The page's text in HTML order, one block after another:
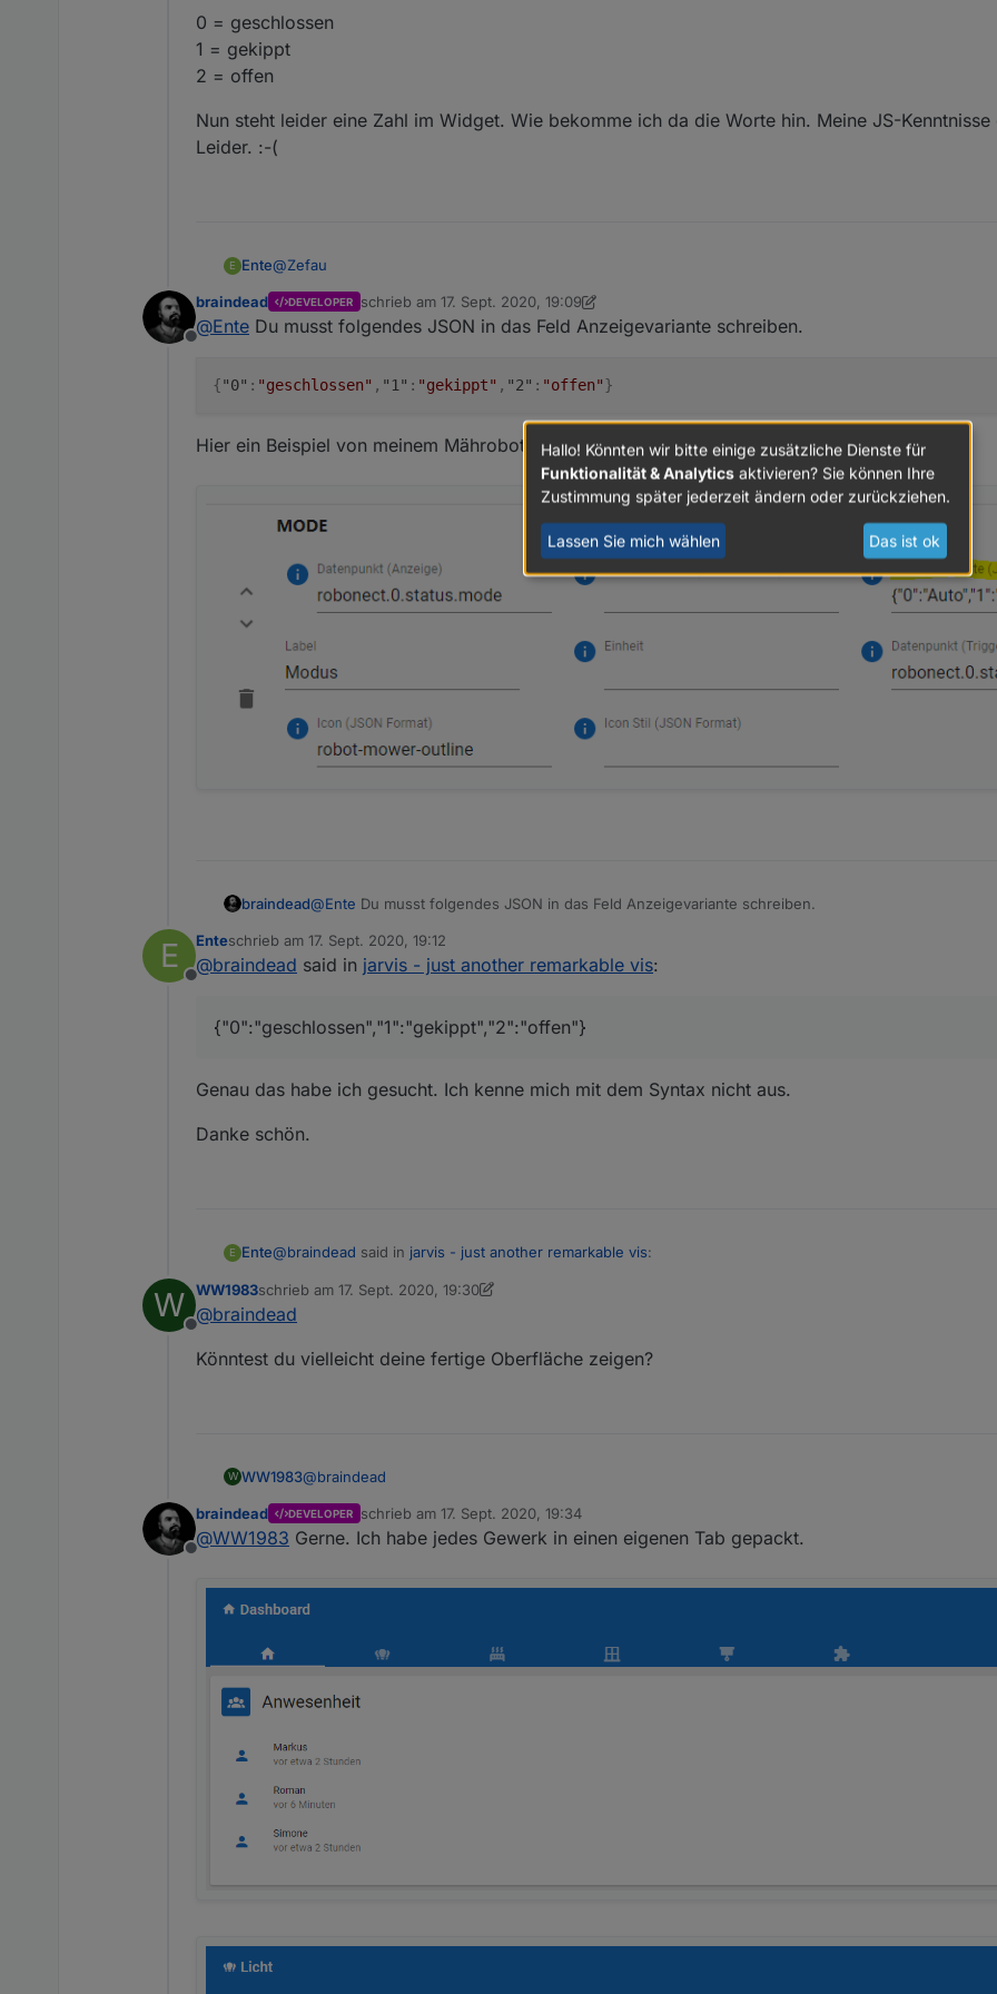
Spoiler
0 = geschlossen
1 = gekippt
2 = offen
Nun steht leider eine Zahl im Widget. Wie bekomme ich da die Worte hin. Meine JS-
Leider. :-(
E Ente@Zefau
Ich weiß, dass ist eher JS, aber wie kann ich folgendes umsetzen:
0 = geschlossen
2 = offen
Nun steht leider eine Zahl im Widget. Wie bekomme ich da die Worte hin. Meine JS-Kenntnisse gehen
Offline
braindead DEVELOPER schrieb am 17. Sept. 2020, 19:09
zuletzt editiert von braindead
@Ente Du musst folgendes JSON in das Feld Anzeigevariante schreiben.
{"0" : "geschlossen" , "1" : "gekippt" , "2" : "offen"}
Hier ein Beispiel von meinem Mähroboter.
braindead@Ente Du musst folgendes JSON in das Feld Anzeigevariante schreiben.
E
Offline
Enteschrieb am 17. Sept. 2020, 19:12
zuletzt editiert von
@braindead said in jarvis - just another remarkable vis:
{"0":"geschlossen","1":"gekippt","2":"offen"}
Genau das habe ich gesucht. Ich kenne mich mit dem Syntax nicht aus.
Danke schön.
E Ente@braindead said in jarvis - just another remarkable vis:
{"0":"geschlossen","1":"gekippt","2":"offen"}
Genau das habe ich gesucht. Ich kenne mich mit dem Syntax nicht aus.
W
Offline
WW1983schrieb am 17. Sept. 2020, 19:30
zuletzt editiert von WW1983
@braindead
Könntest du vielleicht deine fertige Oberfläche zeigen?
W WW1983@braindead
Könntest du vielleicht deine fertige Oberfläche zeigen?
Offline
braindead DEVELOPER schrieb am 17. Sept. 2020, 19:34
zuletzt editiert von
@WW1983 Gerne. Ich habe jedes Gewerk in einen eigenen Tab gepackt.
Hallo! Könnten wir bitte einige zusätzliche Dienste für
Funktionalität & Analytics aktivieren? Sie können Ihre
Zustimmung später jederzeit ändern oder zurückziehen.
Lassen Sie mich wählen Das ist ok